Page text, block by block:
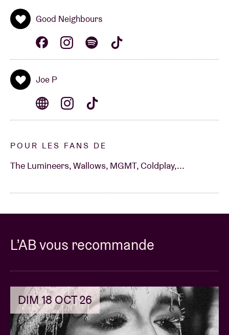
Good Neighbours
Joe P
POUR LES FANS DE
The Lumineers, Wallows, MGMT, Coldplay,...
L’AB vous recommande
DIM 18 OCT 26